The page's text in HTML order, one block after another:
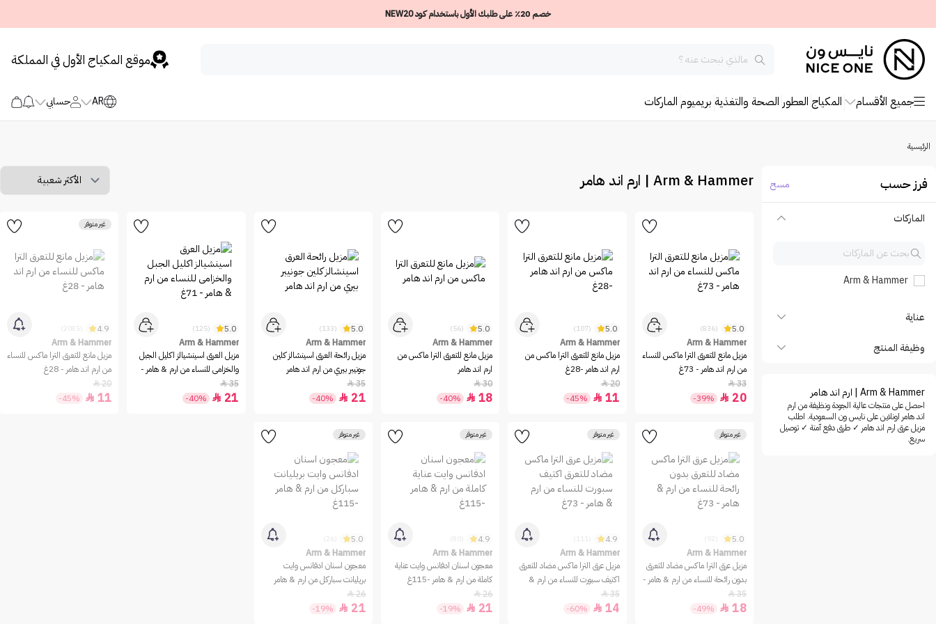
خصم 20٪ على طلبك الأول باستخدام كود NEW20
موقع المكياج الأول في المملكة
جميع الأقسام المكياج العطور الصحة والتغذية بريميوم الماركات AR حسابي
الرئيسية
فرز حسب مسح
الماركات
Arm & Hammer
عناية
وظيفة المنتج
Arm & Hammer | ارم اند هامر
احصل على منتجات عالية الجودة ونظيفة من ارم
اند هامر اونلاين على نايس ون السعودية. اطلب
مزيل عرق ارم اند هامر ✓ طرق دفع آمنة ✓ توصيل
سريع.
Arm & Hammer | ارم اند هامر
5.0
(836)
Arm & Hammer
مزيل مانع للتعرق الترا ماكس للنساء
من ارم اند هامر - 73غ
33

20

-39%
5.0
(107)
Arm & Hammer
مزيل مانع للتعرق الترا ماكس من
ارم اند هامر -28غ
20

11

-45%
5.0
(56)
Arm & Hammer
مزيل مانع للتعرق الترا ماكس من
ارم اند هامر
30

18

-40%
5.0
(133)
Arm & Hammer
مزيل رائحة العرق اسينشالز كلين
جونيبر بيري من ارم اند هامر
35

21

-40%
5.0
(125)
Arm & Hammer
مزيل العرق اسينشيالز اكليل الجبل
والخزامى للنساء من ارم & هامر -
71غ
35

21

-40%
غير متوفر
4.9
Arm & Hammer
مزيل مانع للتعرق الترا ماكس للنساء
من ارم اند هامر - 28غ
20

11

-45%
غير متوفر
5.0
Arm & Hammer
مزيل عرق الترا ماكس مضاد للتعرق
بدون رائحة للنساء من ارم & هامر -
73غ
35

18

-49%
غير متوفر
4.9
Arm & Hammer
مزيل عرق الترا ماكس مضاد للتعرق
اكتيف سبورت للنساء من ارم &
هامر - 73غ
35

14

-60%
غير متوفر
4.9
Arm & Hammer
معجون اسنان ادفانس وايت عناية
كاملة من ارم & هامر -115غ
26

21

-19%
غير متوفر
5.0
Arm & Hammer
معجون اسنان ادفانس وايت
بريليانت سباركل من ارم & هامر
-115غ
26

21

-19%